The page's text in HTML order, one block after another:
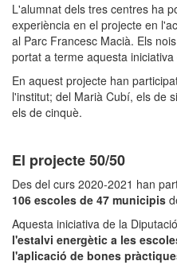
L'alumnat dels tres centres ha
experiència en el projecte en
al Parc Francesc Macià. Els
portat a terme aquesta
En aquest projecte han
l'institut; del Marià Cubí, els de
els de cinquè.
El projecte 50/50
Des del curs 2020-2021 han
106 escoles de 47 municipis
Aquesta iniciativa de la
l'estalvi energètic a les
l'aplicació de bones